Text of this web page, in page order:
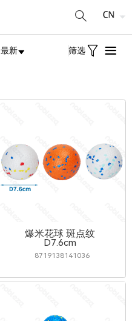
最新 筛选
爆米花球 斑点纹
D7.6cm
8719138141036